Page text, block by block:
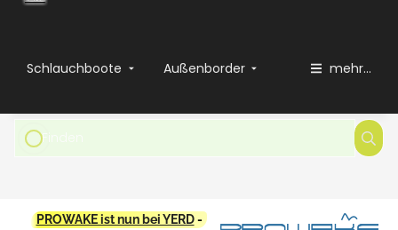
Schlauchboote Außenborder mehr...
PROWAKE ist nun bei YERD-